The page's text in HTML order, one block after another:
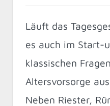
Läuft das
es auch im Start-
klassischen
Altersvorsorge
Neben Riester,